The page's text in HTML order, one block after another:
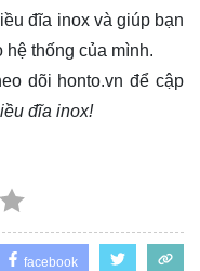
đĩa inox và giúp bạn
thống của mình.
dõi honto.vn để cập
đĩa inox!
facebook